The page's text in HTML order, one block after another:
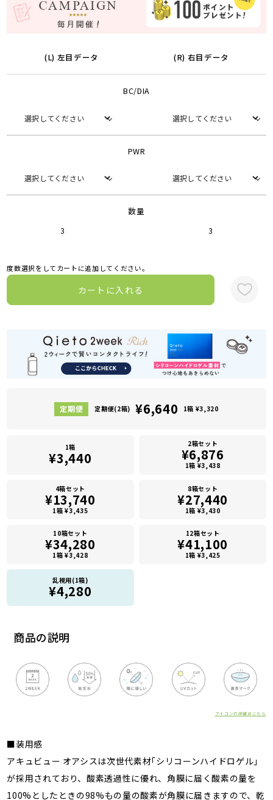
商品の説明
アイコンの詳細はこちら
■装用感
アキュビュー オアシスは次世代素材｢シリコーンハイドロゲル｣
が採用されており、酸素透過性に優れ、角膜に届く酸素の量を
100%としたときの98%もの量の酸素が角膜に届きますので、乾
(L) 左目データ (R) 右目データ
BC/DIA
PWR
数量
3 3
度数選択をしてカートに追加してください。
カートに入れる
定期便(2箱) ¥6,640 1箱 ¥3,320
1箱
¥3,440
2箱セット
¥6,876
1箱 ¥3,438
4箱セット
¥13,740
1箱 ¥3,435
8箱セット
¥27,440
1箱 ¥3,430
10箱セット
¥34,280
1箱 ¥3,428
12箱セット
¥41,100
1箱 ¥3,425
乱視用(1箱)
¥4,280